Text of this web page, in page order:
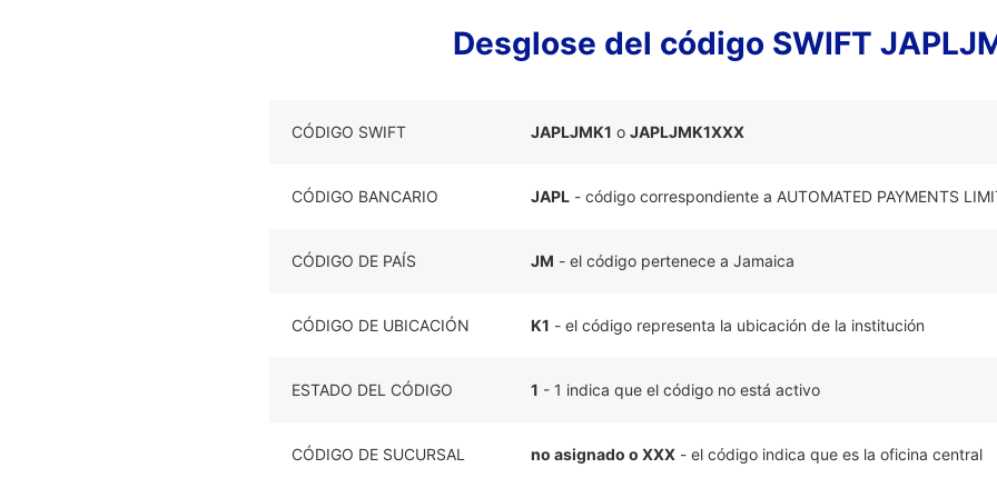
Desglose del código SWIFT
CÓDIGO SWIFT JAPLJMK1 o JAPLJMK1XXX
CÓDIGO BANCARIO JAPL - código correspondiente a AUTOMATED PAYMENTS
CÓDIGO DE PAÍS JM - el código pertenece a Jamaica
CÓDIGO DE UBICACIÓN K1 - el código representa la ubicación de la institución
ESTADO DEL CÓDIGO 1 - 1 indica que el código no está activo
CÓDIGO DE SUCURSAL no asignado o XXX - el código indica que es la oficina central